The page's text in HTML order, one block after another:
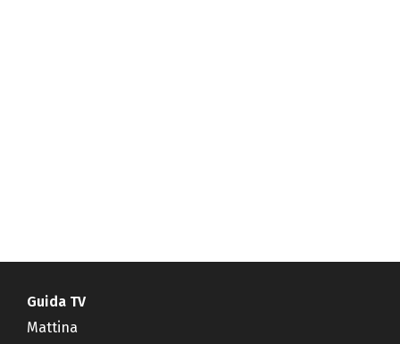
Guida TV
Mattina